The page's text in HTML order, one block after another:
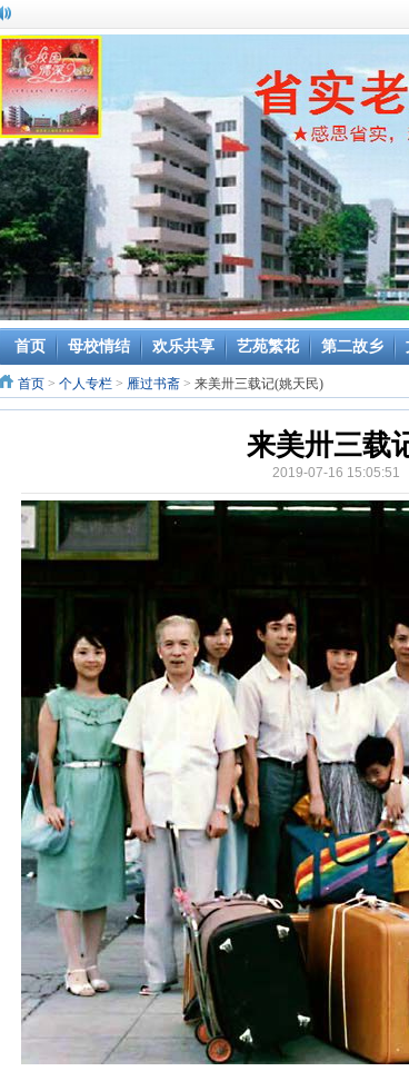
首页 母校情结 欢乐共享 艺苑繁花 第二故乡
首页 > 个人专栏 > 雁过书斋 > 来美卅三载记(姚天民)
来美卅三载
2019-07-16 15:05:51